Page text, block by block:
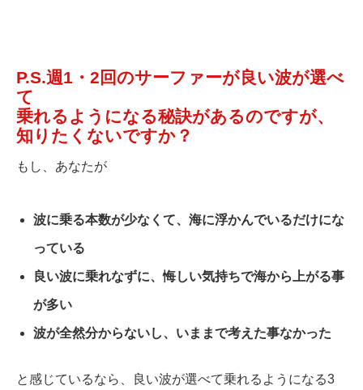
P.S.週1・2回のサーファーが良い波が選べ
て
乗れるようになる秘訣があるのですが、
知りたくないですか？
もし、あなたが
波に乗る本数が少なくて、海に浮かんでいるだけにな
っている
良い波に乗れなずに、悔しい気持ちで海から上がる事
が多い
波が全然分からないし、いままで考えた事なかった
と感じているなら、良い波が選べて乗れるようになる3